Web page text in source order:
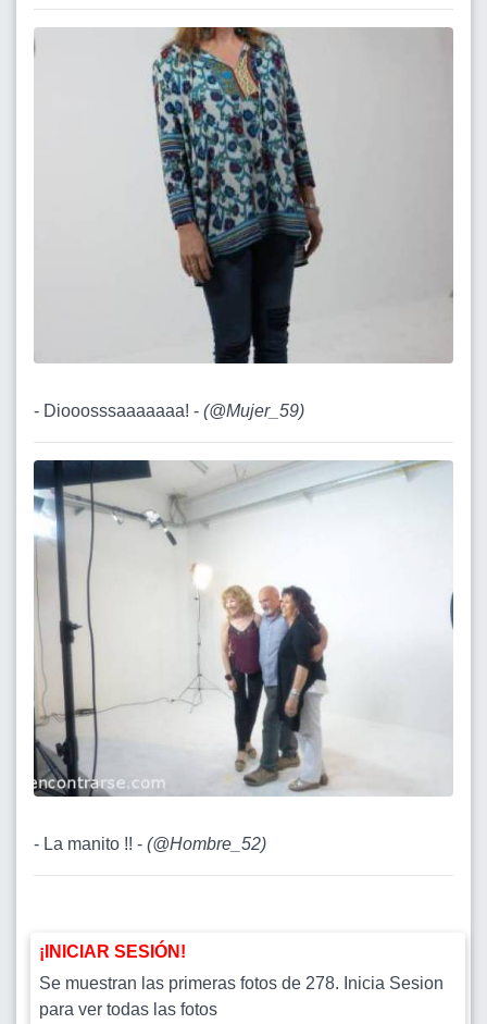
- Diooosssaaaaaaa! - (@Mujer_59)
- La manito !! - (@Hombre_52)
¡INICIAR SESIÓN!
Se muestran las primeras fotos de 278. Inicia Sesion
para ver todas las fotos